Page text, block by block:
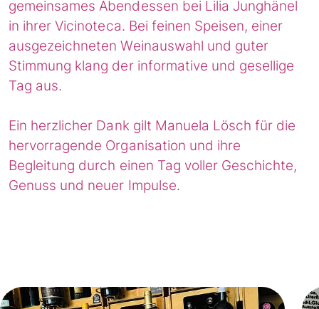
gemeinsames Abendessen bei Lilia Junghänel
in ihrer Vicinoteca. Bei feinen Speisen, einer
ausgezeichneten Weinauswahl und guter
Stimmung klang der informative und gesellige
Tag aus.
Ein herzlicher Dank gilt Manuela Lösch für die
hervorragende Organisation und ihre
Begleitung durch einen Tag voller Geschichte,
Genuss und neuer Impulse.